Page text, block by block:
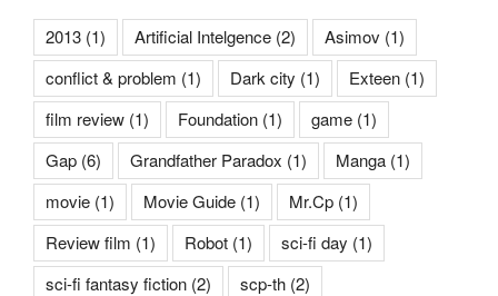
2013 (1) Artificial Intelgence (2) Asimov (1)
conflict & problem (1) Dark city (1) Exteen (1)
film review (1) Foundation (1) game (1)
Gap (6) Grandfather Paradox (1) Manga (1)
movie (1) Movie Guide (1) Mr.Cp (1)
Review film (1) Robot (1) sci-fi day (1)
sci-fi fantasy fiction (2) scp-th (2)